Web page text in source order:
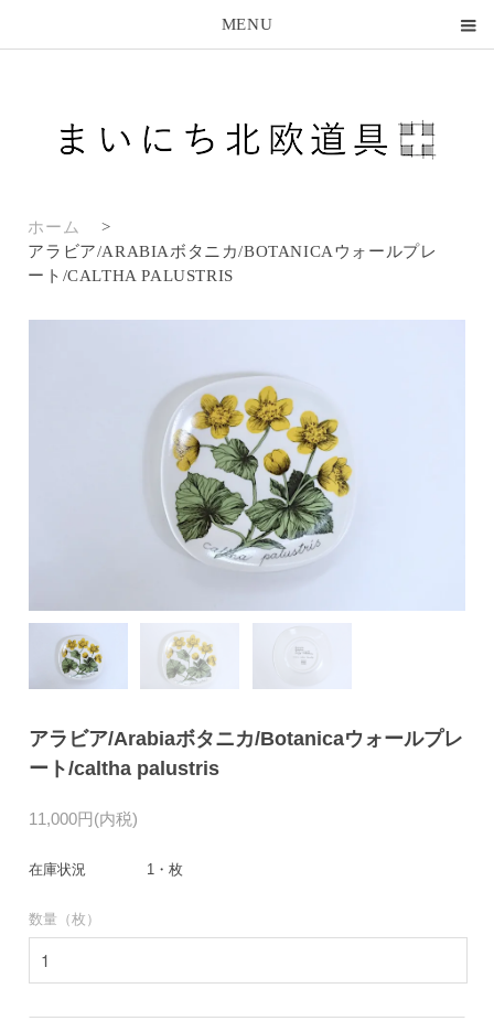
MENU
ホーム
>
アラビア/ARABIAボタニカ/BOTANICAウォールプレ
ート/CALTHA PALUSTRIS
アラビア/Arabiaボタニカ/Botanicaウォールプレ
ート/caltha palustris
11,000円(内税)
在庫状況 1・枚
数量（枚）